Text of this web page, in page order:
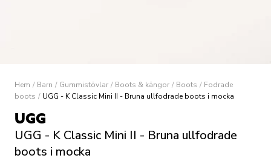
Hem / Barn / Gummistövlar / Boots & kängor / Boots / Fodrade
boots / UGG - K Classic Mini II - Bruna ullfodrade boots i mocka
UGG
UGG - K Classic Mini II - Bruna ullfodrade
boots i mocka